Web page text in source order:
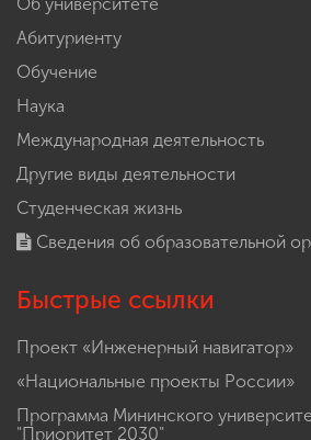
Абитуриенту
Обучение
Наука
Международная деятельность
Другие виды деятельности
Студенческая жизнь
Сведения об образовательной
Быстрые ссылки
Проект «Инженерный навигатор»
«Национальные проекты России»
Программа Мининского
"Приоритет 2030"